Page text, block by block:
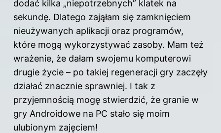
dodać kilka „niepotrzebnych” klatek na
sekundę. Dlatego zająłam się zamknięciem
nieużywanych aplikacji oraz programów,
które mogą wykorzystywać zasoby. Mam też
wrażenie, że dałam swojemu komputerowi
drugie życie – po takiej regeneracji gry zaczęły
działać znacznie sprawniej. I tak z
przyjemnością mogę stwierdzić, że granie w
gry Androidowe na PC stało się moim
ulubionym zajęciem!